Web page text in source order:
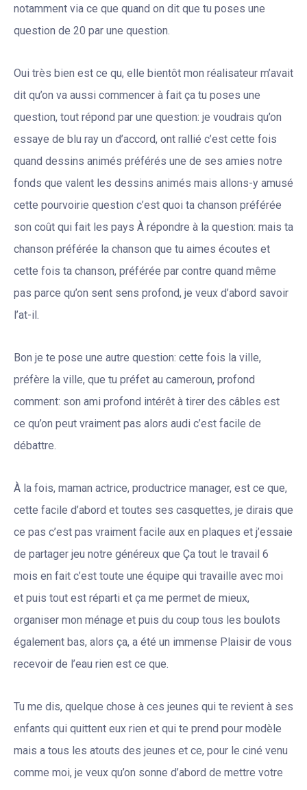
notamment via ce que quand on dit que tu poses une
question de 20 par une question.
Oui très bien est ce qu, elle bientôt mon réalisateur m’avait
dit qu’on va aussi commencer à fait ça tu poses une
question, tout répond par une question: je voudrais qu’on
essaye de blu ray un d’accord, ont rallié c’est cette fois
quand dessins animés préférés une de ses amies notre
fonds que valent les dessins animés mais allons-y amusé
cette pourvoirie question c’est quoi ta chanson préférée
son coût qui fait les pays À répondre à la question: mais ta
chanson préférée la chanson que tu aimes écoutes et
cette fois ta chanson, préférée par contre quand même
pas parce qu’on sent sens profond, je veux d’abord savoir
l’at-il.
Bon je te pose une autre question: cette fois la ville,
préfère la ville, que tu préfet au cameroun, profond
comment: son ami profond intérêt à tirer des câbles est
ce qu’on peut vraiment pas alors audi c’est facile de
débattre.
À la fois, maman actrice, productrice manager, est ce que,
cette facile d’abord et toutes ses casquettes, je dirais que
ce pas c’est pas vraiment facile aux en plaques et j’essaie
de partager jeu notre généreux que Ça tout le travail 6
mois en fait c’est toute une équipe qui travaille avec moi
et puis tout est réparti et ça me permet de mieux,
organiser mon ménage et puis du coup tous les boulots
également bas, alors ça, a été un immense Plaisir de vous
recevoir de l’eau rien est ce que.
Tu me dis, quelque chose à ces jeunes qui te revient à ses
enfants qui quittent eux rien et qui te prend pour modèle
mais a tous les atouts des jeunes et ce, pour le ciné venu
comme moi, je veux qu’on sonne d’abord de mettre votre